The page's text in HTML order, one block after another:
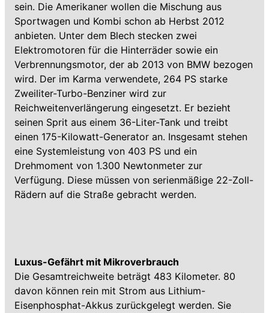
sein. Die Amerikaner wollen die Mischung aus
Sportwagen und Kombi schon ab Herbst 2012
anbieten. Unter dem Blech stecken zwei
Elektromotoren für die Hinterräder sowie ein
Verbrennungsmotor, der ab 2013 von BMW bezogen
wird. Der im Karma verwendete, 264 PS starke
Zweiliter-Turbo-Benziner wird zur
Reichweitenverlängerung eingesetzt. Er bezieht
seinen Sprit aus einem 36-Liter-Tank und treibt
einen 175-Kilowatt-Generator an. Insgesamt stehen
eine Systemleistung von 403 PS und ein
Drehmoment von 1.300 Newtonmeter zur
Verfügung. Diese müssen von serienmäßige 22-Zoll-
Rädern auf die Straße gebracht werden.
Luxus-Gefährt mit Mikroverbrauch
Die Gesamtreichweite beträgt 483 Kilometer. 80
davon können rein mit Strom aus Lithium-
Eisenphosphat-Akkus zurückgelegt werden. Sie